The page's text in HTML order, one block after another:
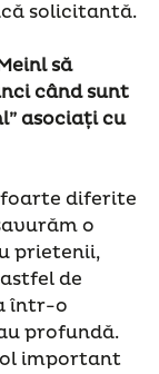
solicitantă.
să
când sunt
asociați cu
foarte diferite
o
prietenii,
de
într-o
profundă.
important